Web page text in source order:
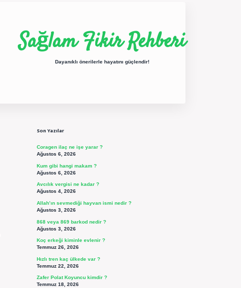
Sağlam Fikir Rehberi
Dayanıklı önerilerle hayatını güçlendir!
Son Yazılar
Coragen ilaç ne işe yarar ?
Ağustos 6, 2026
Kum gibi hangi makam ?
Ağustos 6, 2026
Avcılık vergisi ne kadar ?
Ağustos 4, 2026
Allah’ın sevmediği hayvan ismi nedir ?
Ağustos 3, 2026
868 veya 869 barkod nedir ?
Ağustos 3, 2026
Koç erkeği kiminle evlenir ?
Temmuz 26, 2026
Hızlı tren kaç ülkede var ?
Temmuz 22, 2026
Zafer Polat Koyuncu kimdir ?
Temmuz 18, 2026